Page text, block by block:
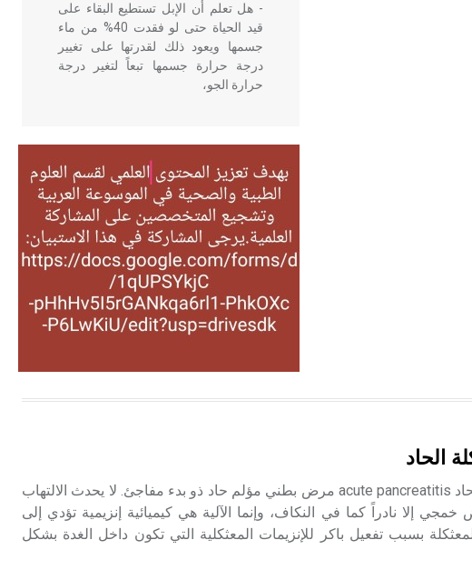
- هل تعلم أن الإبل تستطيع البقاء على
قيد الحياة حتى لو فقدت 40% من ماء
جسمها ويعود ذلك لقدرتها على تغيير
درجة حرارة جسمها تبعاً لتغير درجة
حرارة الجو،
- هل تعلم أن أبقراط كتب في الطب
أربعة مؤلفات هي: الحكم، الأدلة، تنظيم
التغذية، ورسالته في جروح الرأس.
ويعود له الفضل بأنه حرر الطب من
الدين والفلسفة.
- هل تعلم أن المرجان إفراز حيواني
يتكون في البحر ويتركب من مادة
كربونات الكلسيوم، وهو أحمر أو شديد
الحمرة وهو أجود أنواعه، ويمتاز بكبر
الإنكليزية أب
الحاد
التهاب المعثكلة الحاد acute pancreatitis مرض بطني مؤلم حاد ذو بدء مفاجئ. لا يحدث الالتهاب
إلا نادراً كما في النكاف، وإنما الآلية هي كيميائية إنزيمية تؤدي إلى
بسبب تفعيل باكر للإنزيمات المعثكلية التي تكون داخل الغدة بشكل